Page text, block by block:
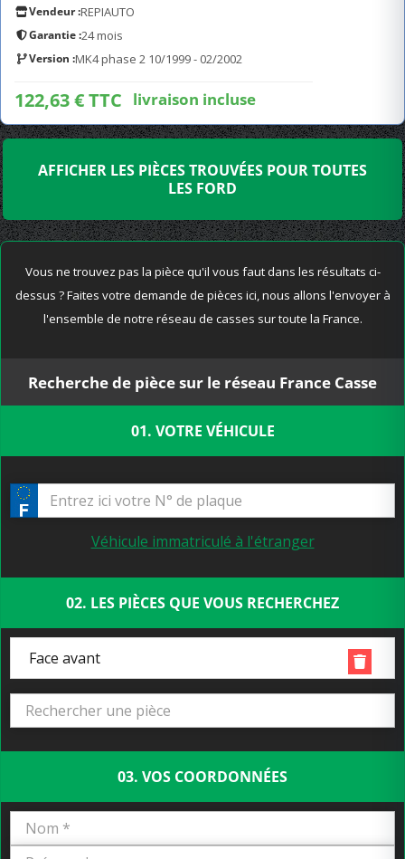
Vendeur :REPIAUTO
Garantie :24 mois
Version :MK4 phase 2 10/1999 - 02/2002
122,63 € TTC livraison incluse
AFFICHER LES PIÈCES TROUVÉES POUR TOUTES
LES FORD
Vous ne trouvez pas la pièce qu'il vous faut dans les résultats ci-
dessus ? Faites votre demande de pièces ici, nous allons l'envoyer à
l'ensemble de notre réseau de casses sur toute la France.
Recherche de pièce sur le réseau France Casse
01. VOTRE VÉHICULE
Véhicule immatriculé à l'étranger
02. LES PIÈCES QUE VOUS RECHERCHEZ
Face avant
03. VOS COORDONNÉES